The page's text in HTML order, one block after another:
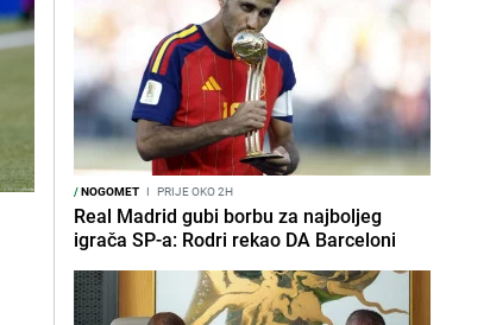
/NOGOMET I PRIJE OKO 2H
Real Madrid gubi borbu za najboljeg
igrača SP-a: Rodri rekao DA Barceloni